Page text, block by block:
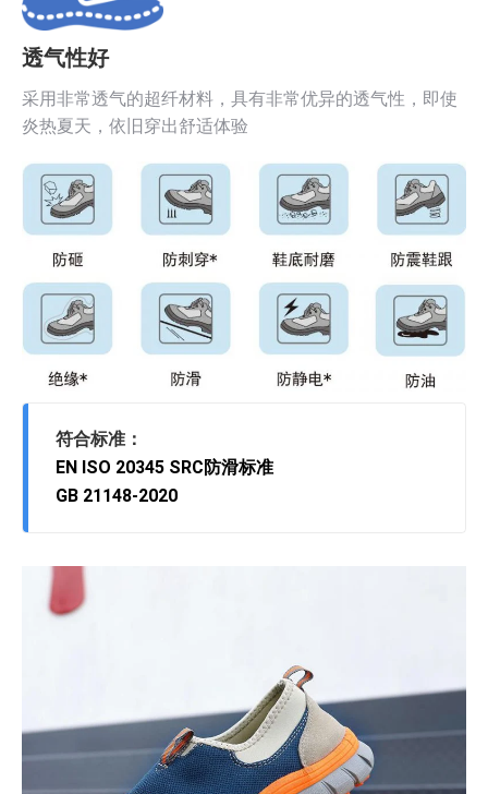
透气性好
采用非常透气的超纤材料，具有非常优异的透气性，即使
炎热夏天，依旧穿出舒适体验
符合标准：
EN ISO 20345 SRC防滑标准
GB 21148-2020